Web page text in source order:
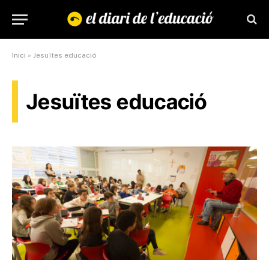
Inici » Jesuïtes educació
Jesuïtes educació